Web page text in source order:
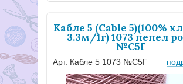
Кабле 5 (Cable 5)(100%
3.3м/1г) 1073 пепел
№С5Г
Арт. Кабле 5 1073 №С5Г